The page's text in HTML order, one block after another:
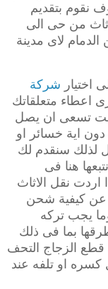
نقوم بتقديم
من حى الى
لاى مدينة
اختيار شركة
اعطاء متعلقاتك
تسعى ان يصل
اية خسائر او
لذلك سنقدم لك
هنا فى
نقل الاثاث
كيفية شحن
يجب تركه
بما فى ذلك
قطع الزجاج التحف
كسره او تلفه عند